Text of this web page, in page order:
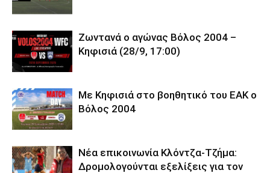
Ζωντανά ο αγώνας Βόλος 2004 –
Κηφισιά (28/9, 17:00)
Με Κηφισιά στο βοηθητικό του ΕΑΚ ο
Βόλος 2004
Νέα επικοινωνία Κλόντζα-Τζήμα:
Δρομολογούνται εξελίξεις για τον